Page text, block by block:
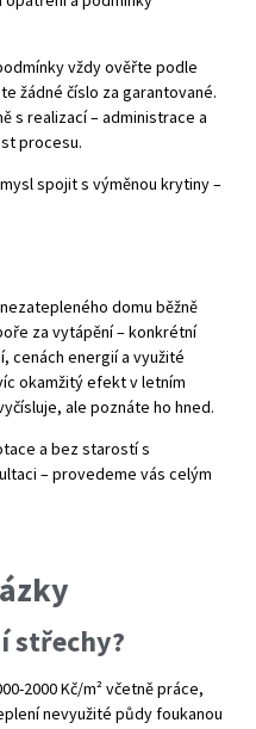
vždy ověřte podle
žádné číslo za garantované.
s realizací – administrace a
procesu.
spojit s výměnou krytiny –
domu běžně
za vytápění – konkrétní
cenách energií a využité
okamžitý efekt v letním
ale poznáte ho hned.
a bez starostí s
– provedeme vás celým
střechy?
2000 Kč/m² včetně práce,
nevyužité půdy foukanou